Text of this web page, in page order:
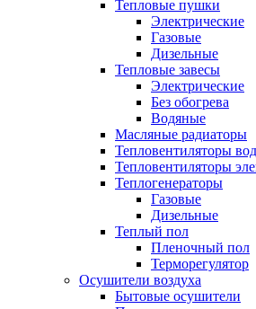
Тепловые пушки
Электрические
Газовые
Дизельные
Тепловые завесы
Электрические
Без обогрева
Водяные
Масляные радиаторы
Тепловентиляторы
Тепловентиляторы
Теплогенераторы
Газовые
Дизельные
Теплый пол
Пленочный пол
Терморегулятор
Осушители воздуха
Бытовые осушители